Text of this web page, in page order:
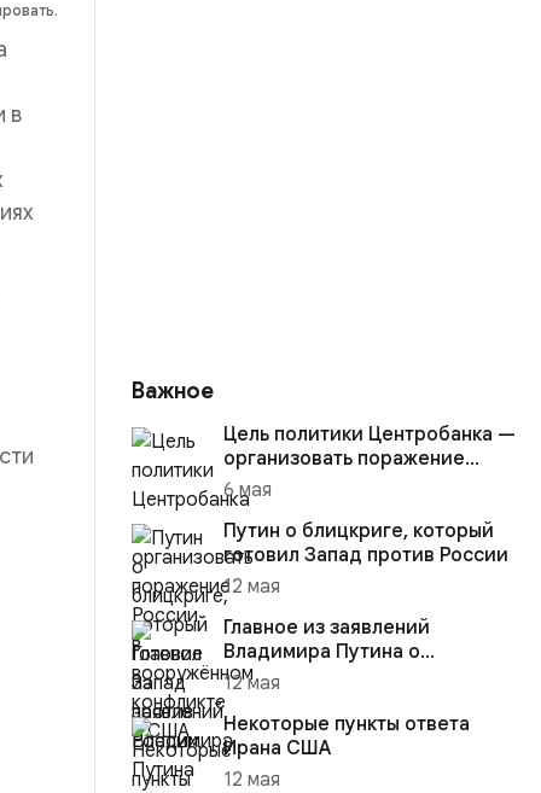
в
Важное
Цель политики Центробанка —
организовать поражение
России в вооружённом
конфликте с США
6 мая
Путин о блицкриге, который
готовил Запад против России
12 мая
Главное из заявлений
Владимира Путина о
конфликте на Украине
12 мая
Некоторые пункты ответа
Ирана США
12 мая